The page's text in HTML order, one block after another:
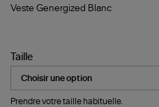
Veste
Veste Genergized Blanc
Taille
Prendre votre taille habituelle.